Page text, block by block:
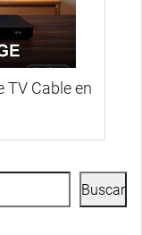
TV Cable en
Buscar